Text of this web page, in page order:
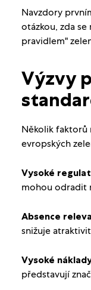
Navzdory
otázkou, zda
pravidlem"
Výzvy
Několik faktorů
evropských
Vysoké
mohou odradit
Absence
snižuje
Vysoké
představují